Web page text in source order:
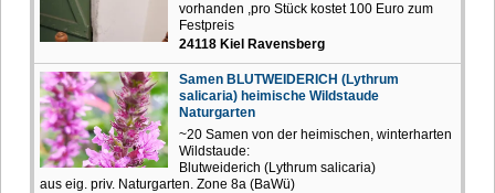
vorhanden ,pro Stück kostet 100 Euro zum
Festpreis
24118 Kiel Ravensberg
Samen BLUTWEIDERICH (Lythrum
salicaria) heimische Wildstaude
Naturgarten
~20 Samen von der heimischen, winterharten
Wildstaude:
Blutweiderich (Lythrum salicaria)
aus eig. priv. Naturgarten. Zone 8a (BaWü)